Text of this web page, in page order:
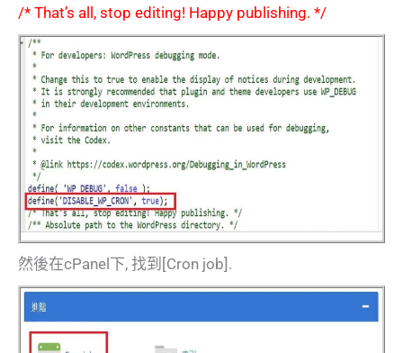
/* That’s all, stop editing! Happy publishing. */
然後在cPanel下, 找到[Cron job].